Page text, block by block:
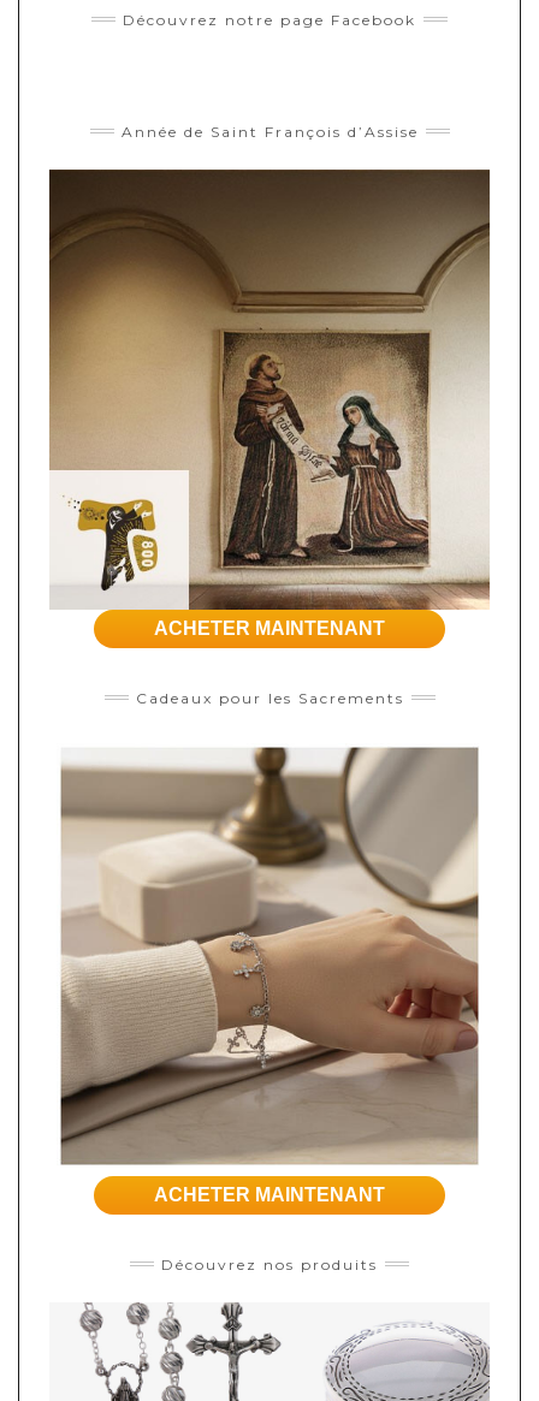
Découvrez notre page Facebook
Année de Saint François d’Assise
ACHETER MAINTENANT
Cadeaux pour les Sacrements
ACHETER MAINTENANT
Découvrez nos produits